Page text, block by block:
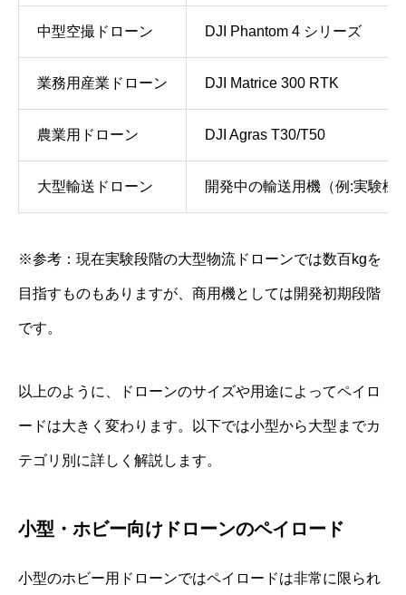
中型空撮ドローン DJI Phantom 4 シリーズ
業務用産業ドローン DJI Matrice 300 RTK
農業用ドローン DJI Agras T30/T50
大型輸送ドローン 開発中の輸送用機（例:実験機
※参考：現在実験段階の大型物流ドローンでは数百kgを
目指すものもありますが、商用機としては開発初期段階
です。
以上のように、ドローンのサイズや用途によってペイロ
ードは大きく変わります。以下では小型から大型までカ
テゴリ別に詳しく解説します。
小型・ホビー向けドローンのペイロード
小型のホビー用ドローンではペイロードは非常に限られ